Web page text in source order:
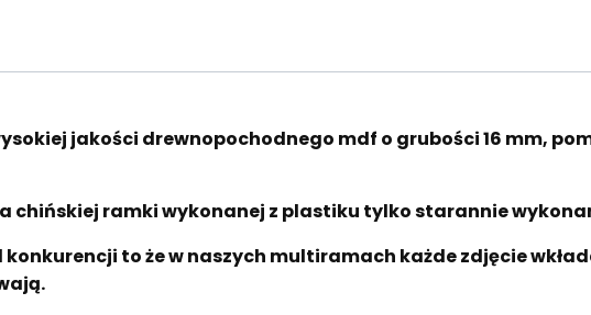
jakości drewnopochodnego mdf o grubości 16 mm,
chińskiej ramki wykonanej z plastiku tylko starannie
konkurencji to że w naszych multiramach każde zdjęcie